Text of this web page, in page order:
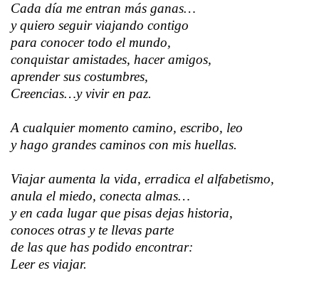
Cada día me entran más ganas…
y quiero seguir viajando contigo
para conocer todo el mundo,
conquistar amistades, hacer amigos,
aprender sus costumbres,
Creencias…y vivir en paz.
A cualquier momento camino, escribo, leo
y hago grandes caminos con mis huellas.
Viajar aumenta la vida, erradica el alfabetismo,
anula el miedo, conecta almas…
y en cada lugar que pisas dejas historia,
conoces otras y te llevas parte
de las que has podido encontrar:
Leer es viajar.